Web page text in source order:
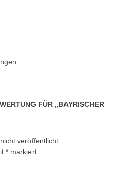
FÜR „BAYRISCHER
veröffentlicht.
* markiert